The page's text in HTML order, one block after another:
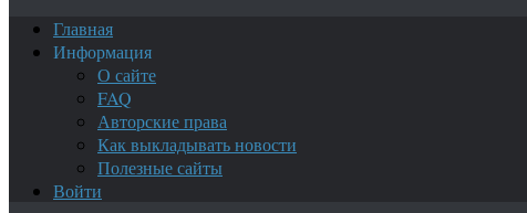
Главная
Информация
О сайте
FAQ
Авторские права
Как выкладывать новости
Полезные сайты
Войти